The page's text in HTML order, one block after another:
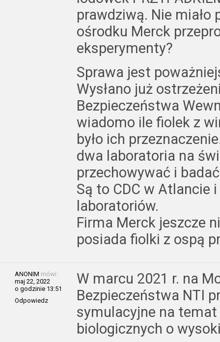
prawdziwą. Nie miało
ośrodku Merck
eksperymenty?
Sprawa jest
Wysłano już
Bezpieczeństwa
wiadomo ile fiolek z
było ich
dwa laboratoria na
przechowywać i
Są to CDC w Atlancie
laboratoriów.
Firma Merck jeszcze
posiada fiolki z ospą
ANONIM mówi:
maj 22, 2022
o godzinie 13:51
Odpowiedz
W marcu 2021 r. na
Bezpieczeństwa NTI
symulacyjne na
biologicznych o